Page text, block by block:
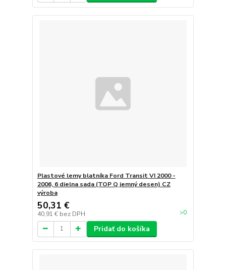
Plastové lemy blatníka Ford Transit VI 2000 -
2006, 6 dielna sada (TOP Q jemný desen) CZ
výroba
50,31 €
40,91 € bez DPH >0
Pridať do košíka